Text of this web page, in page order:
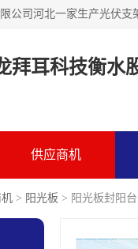
拜耳科技衡水
供应商机
> 阳光板 > 阳光板封阳